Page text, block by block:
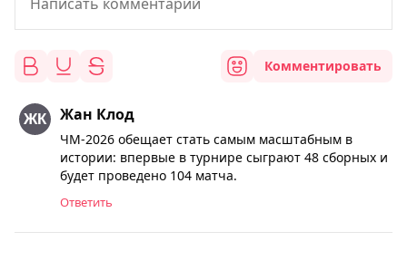
Комментировать
Жан Клод
ЧМ-2026 обещает стать самым масштабным в
истории: впервые в турнире сыграют 48 сборных и
будет проведено 104 матча.
Ответить